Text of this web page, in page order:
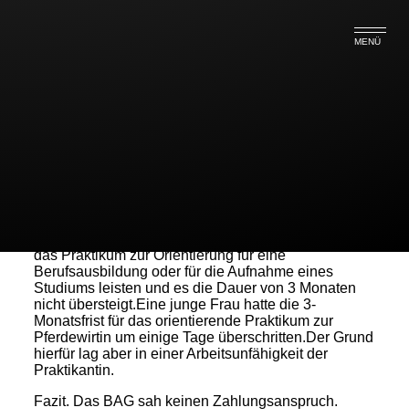
MENÜ
das Praktikum zur Orientierung für eine
Berufsausbildung oder für die Aufnahme eines
Studiums leisten und es die Dauer von 3 Monaten
nicht übersteigt.Eine junge Frau hatte die 3-
Monatsfrist für das orientierende Praktikum zur
Pferdewirtin um einige Tage überschritten.Der Grund
hierfür lag aber in einer Arbeitsunfähigkeit der
Praktikantin.
Fazit. Das BAG sah keinen Zahlungsanspruch.